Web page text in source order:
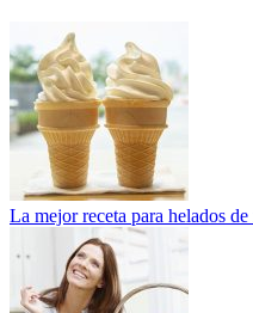
La mejor receta para helados